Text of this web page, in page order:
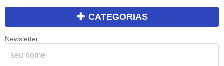
CATEGORIAS
Newsletter